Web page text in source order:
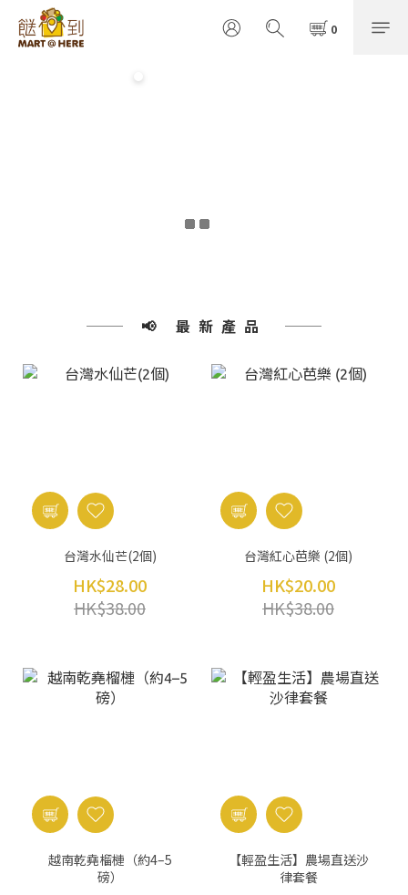
📢 最新產品
台灣水仙芒(2個)
HK$28.00
HK$38.00
台灣紅心芭樂 (2個)
HK$20.00
HK$38.00
越南乾堯榴槤（約4–5
磅）
【輕盈生活】農場直送沙
律套餐